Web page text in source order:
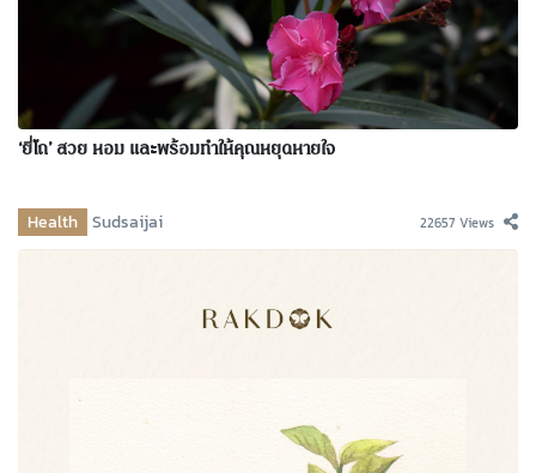
‘ยี่โถ’ สวย หอม และพร้อมทำให้คุณหยุดหายใจ
Health Sudsaijai 22657 Views